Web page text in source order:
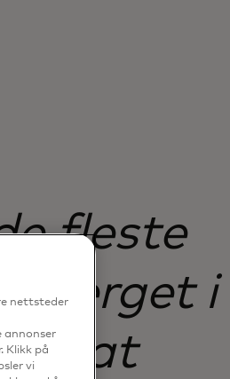
fleste
i
nettsteder
annonser
Klikk på
vi